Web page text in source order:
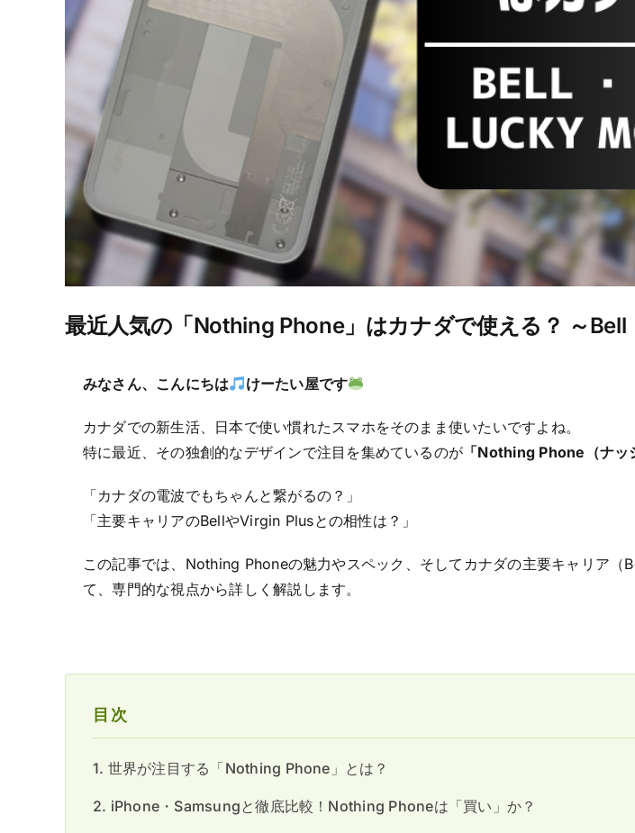
最近人気の「Nothing Phone」はカナダで使える？ ～
みなさん、こんにちは けーたい屋です
カナダでの新生活、日本で使い慣れたスマホをそのまま使いたいですよね。
特に最近、その独創的なデザインで注目を集めているのが 「Nothing Phone（ナッ
「カナダの電波でもちゃんと繋がるの？」
「主要キャリアのBellやVirgin Plusとの相性は？」
この記事では、Nothing Phoneの魅力やスペック、そしてカナダの主要キャリア（
て、専門的な視点から詳しく解説します。
目次
1. 世界が注目する「Nothing Phone」とは？
2. iPhone・Samsungと徹底比較！Nothing Phoneは「買い」か？